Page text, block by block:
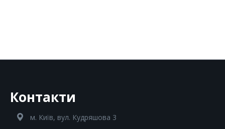
Контакти
м. Київ, вул. Кудряшова 3